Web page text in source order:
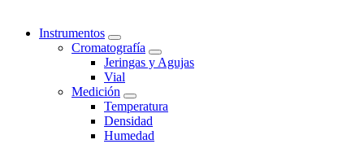
Instrumentos
Cromatografía
Jeringas y Agujas
Vial
Medición
Temperatura
Densidad
Humedad